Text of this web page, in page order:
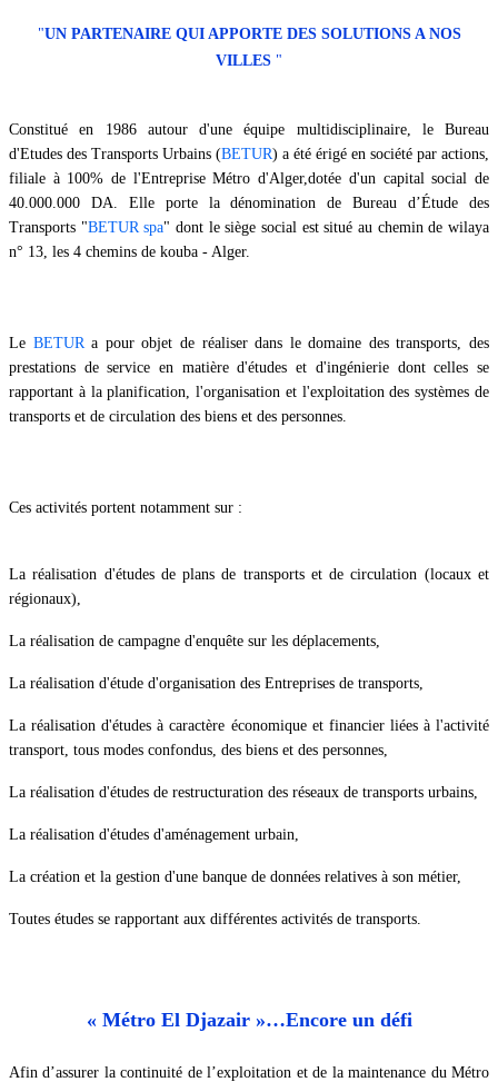
"UN PARTENAIRE QUI APPORTE DES SOLUTIONS A NOS
VILLES "
Constitué en 1986 autour d'une équipe multidisciplinaire, le Bureau
d'Etudes des Transports Urbains (BETUR) a été érigé en société par actions,
filiale à 100% de l'Entreprise Métro d'Alger,dotée d'un capital social de
40.000.000 DA. Elle porte la dénomination de Bureau d’Étude des
Transports "BETUR spa" dont le siège social est situé au chemin de wilaya
n° 13, les 4 chemins de kouba - Alger.
Le BETUR a pour objet de réaliser dans le domaine des transports, des
prestations de service en matière d'études et d'ingénierie dont celles se
rapportant à la planification, l'organisation et l'exploitation des systèmes de
transports et de circulation des biens et des personnes.
Ces activités portent notamment sur :
La réalisation d'études de plans de transports et de circulation (locaux et
régionaux),
La réalisation de campagne d'enquête sur les déplacements,
La réalisation d'étude d'organisation des Entreprises de transports,
La réalisation d'études à caractère économique et financier liées à l'activité
transport, tous modes confondus, des biens et des personnes,
La réalisation d'études de restructuration des réseaux de transports urbains,
La réalisation d'études d'aménagement urbain,
La création et la gestion d'une banque de données relatives à son métier,
Toutes études se rapportant aux différentes activités de transports.
« Métro El Djazair »…Encore un défi
Afin d’assurer la continuité de l’exploitation et de la maintenance du Métro